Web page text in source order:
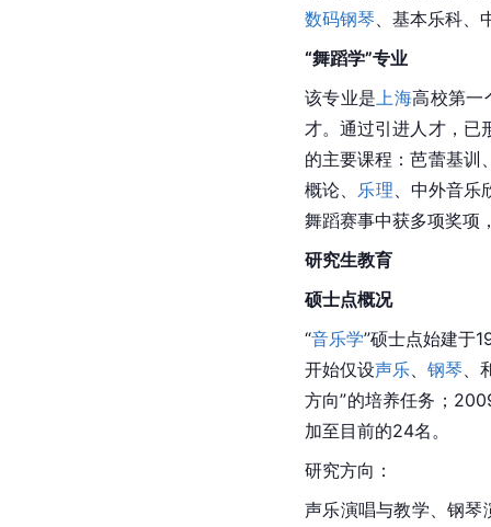
数码钢琴 、基本乐科
“舞蹈学”专业
该专业是 上海高校第一
才。通过引进人才，已
的主要课程：芭蕾基训
概论、 乐理 、中外音
舞蹈赛事中获多项奖项
研究生教育
硕士点概况
“音乐学”硕士点始建于
开始仅设声乐 钢琴
方向”的培养任务；
加至目前的24名。
研究方向：
声乐演唱与教学、钢琴